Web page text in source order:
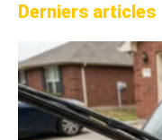
Derniers articles